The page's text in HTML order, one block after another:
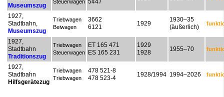
Museumszug
Steuerwagen 5447
1927,
Stadtbahn,
Museumszug
Triebwagen
Beiwagen
3662
6121
1929
1930–35
(äußerlich)
1927,
Stadtbahn
Traditionszug
Triebwagen
Steuerwagen
ET 165 471
ES 165 231
1929
1928
1955–70
1927,
Stadtbahn
Hilfsgerätezug
Triebwagen
Triebwagen
478 521-8
478 523-4
1928/1994 1994–2026